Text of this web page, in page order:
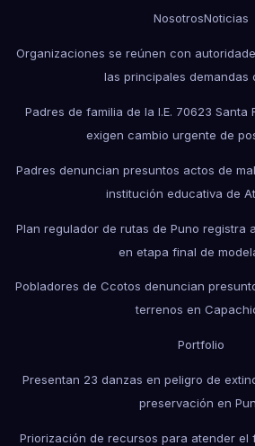
NosotrosNoticias
Organizaciones se reúnen con
las principales demandas
Padres de familia de la I.E. 70623 Santa
exigen cambio urgente de
Padres denuncian presuntos actos de
institución educativa de
Plan regulador de rutas de Puno registra
en etapa final de
Pobladores de Ccotos denuncian
terrenos en
Portfolio
Presentan 23 danzas en peligro de
preservación en
Priorización de recursos para atender el